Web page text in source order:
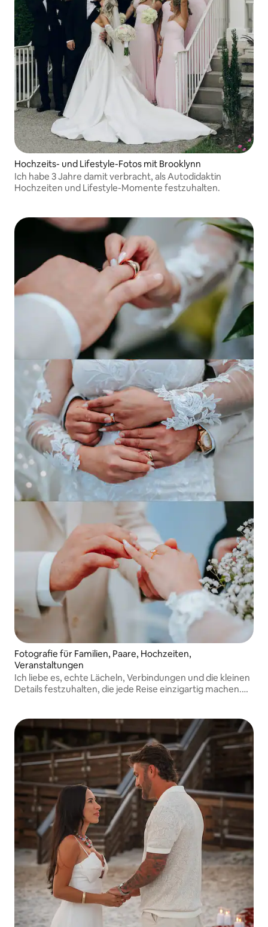
Hochzeits- und Lifestyle-Fotos mit Brooklynn
Ich habe 3 Jahre damit verbracht, als Autodidaktin
Hochzeiten und Lifestyle-Momente festzuhalten.
Fotografie für Familien, Paare, Hochzeiten,
Veranstaltungen
Ich liebe es, echte Lächeln, Verbindungen und die kleinen
Details festzuhalten, die jede Reise einzigartig machen.
besondere Feier handelt.